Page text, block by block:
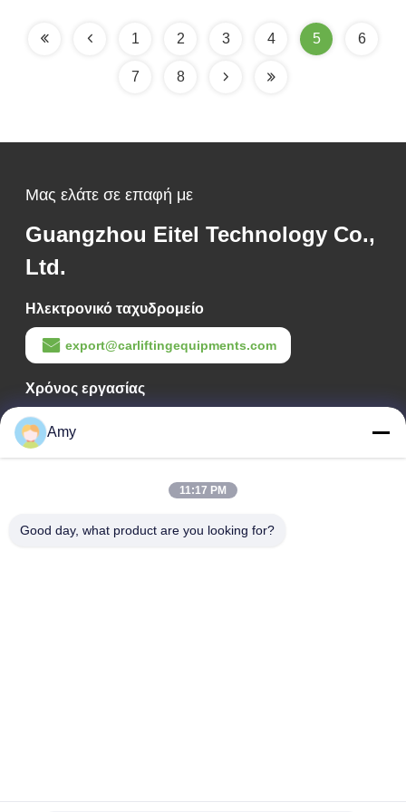
Συμβατότητα
1 2 3 4 5 6
7 8
Μας ελάτε σε επαφή με
Guangzhou Eitel Technology Co.,
Ltd.
Ηλεκτρονικό ταχυδρομείο
export@carliftingequipments.com
Χρόνος εργασίας
09:00-18:00
Η διεύθυνσή μας
Amy
11:17 PM
Good day, what product are you looking for?